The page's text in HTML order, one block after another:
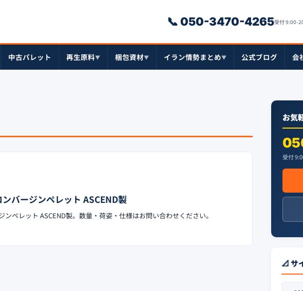
📞 050-3470-4265受付 9:00-
中古パレット 再生原料▼ 梱包資材▼ イラン情勢まとめ▼ 公式ブログ 会
バージンペレット ASCEND製
ペレット ASCEND製。数量・荷姿・仕様はお問い合わせください。
お気
受付
📐 サ